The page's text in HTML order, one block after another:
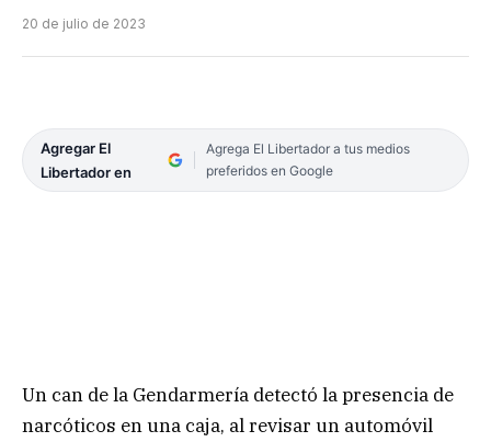
20 de julio de 2023
Agregar El
Libertador en
Agrega El Libertador a tus medios
preferidos en Google
Un can de la Gendarmería detectó la presencia de
narcóticos en una caja, al revisar un automóvil